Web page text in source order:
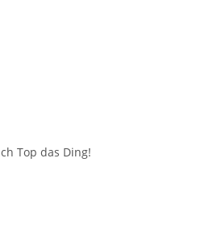
Top das Ding!